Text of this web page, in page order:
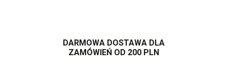
DARMOWA DOSTAWA DLA
ZAMÓWIEŃ OD 200 PLN